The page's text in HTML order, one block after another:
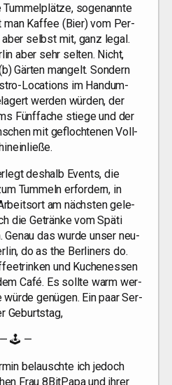
soge­nann­te
Kaf­fee (Bier) vom Per­
selbst mit, ganz legal.
aber sehr sel­ten. Nicht,
Gär­ten man­gelt. Son­dern
Loca­ti­ons im Hand­um­
wer­den wür­den, der
Fünf­fa­che stie­ge und der
mit gefloch­te­nen Voll­
des­halb Events, die
Tum­meln erfor­dern, in
am nächs­ten gele­
die Geträn­ke vom Spä­ti
Genau das wur­de unser neu­
do as the Ber­li­ners do.
und Kuchen­es­sen
Café. Es soll­te warm wer­
genü­gen. Ein paar Ser­
Geburtstag,
— 🕹 —
belausch­te ich jedoch
Frau 8BitPapa und ihrer